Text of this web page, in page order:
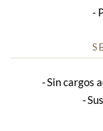
Sin cargos